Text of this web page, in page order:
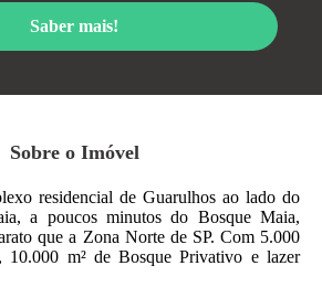
Sobre o Imóvel
residencial de Guarulhos ao lado do
a poucos minutos do Bosque Maia,
que a Zona Norte de SP. Com 5.000
10.000 m² de Bosque Privativo e lazer
Saber mais!